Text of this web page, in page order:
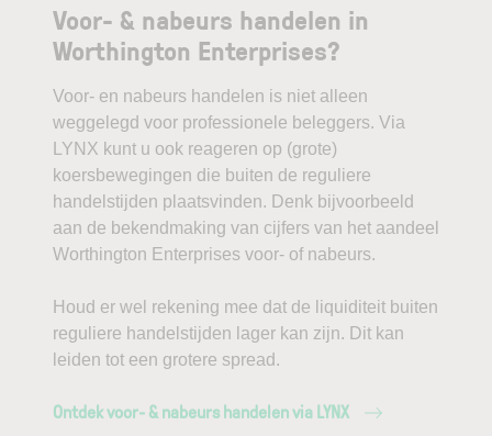
Voor- & nabeurs handelen in
Worthington Enterprises?
Voor- en nabeurs handelen is niet alleen
weggelegd voor professionele beleggers. Via
LYNX kunt u ook reageren op (grote)
koersbewegingen die buiten de reguliere
handelstijden plaatsvinden. Denk bijvoorbeeld
aan de bekendmaking van cijfers van het aandeel
Worthington Enterprises voor- of nabeurs.
Houd er wel rekening mee dat de liquiditeit buiten
reguliere handelstijden lager kan zijn. Dit kan
leiden tot een grotere spread.
Ontdek voor- & nabeurs handelen via LYNX